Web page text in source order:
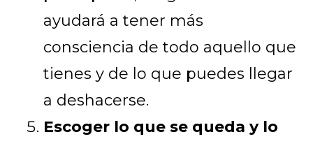
ayudará a tener más
consciencia de todo aquello que
tienes y de lo que puedes llegar
a deshacerse.
Escoger lo que se queda y lo